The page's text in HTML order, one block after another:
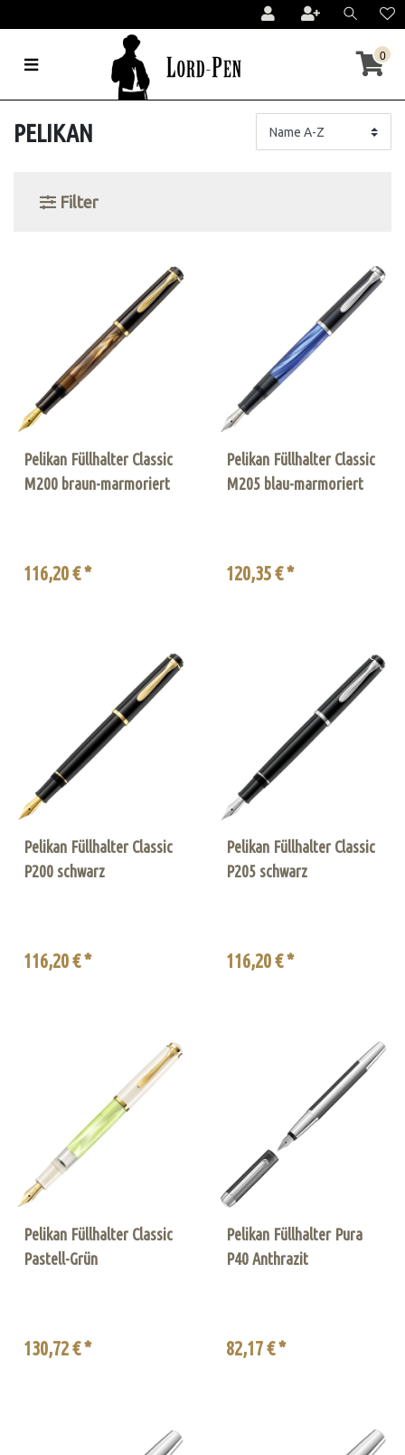
0
PELIKAN
Filter
Pelikan Füllhalter Classic
M200 braun-marmoriert
116,20 € *
Pelikan Füllhalter Classic
M205 blau-marmoriert
120,35 € *
Pelikan Füllhalter Classic
P200 schwarz
116,20 € *
Pelikan Füllhalter Classic
P205 schwarz
116,20 € *
Pelikan Füllhalter Classic
Pastell-Grün
130,72 € *
Pelikan Füllhalter Pura
P40 Anthrazit
82,17 € *